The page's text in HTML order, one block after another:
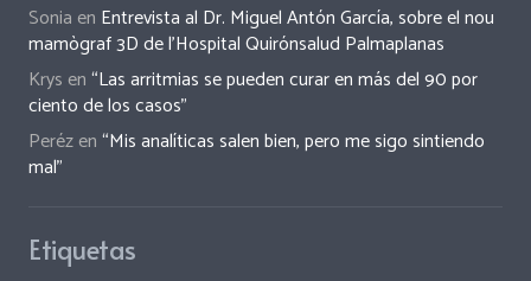
Sonia en Entrevista al Dr. Miguel Antón García, sobre el nou
mamògraf 3D de l’Hospital Quirónsalud Palmaplanas
Krys en“Las arritmias se pueden curar en más del 90 por
ciento de los casos”
Perézen“Mis analíticas salen bien, pero me sigo sintiendo
mal”
Etiquetas